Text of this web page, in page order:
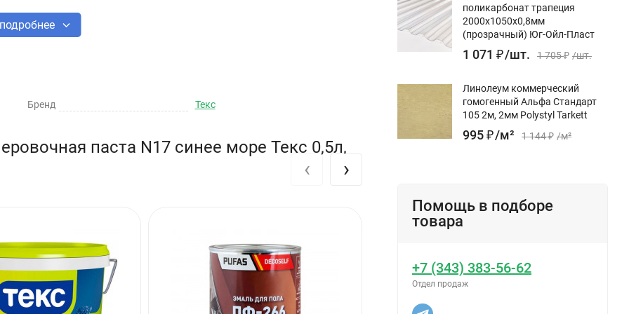
подробнее
Бренд Текс
паста N17 синее море Текс 0,5л,
‹ ›
поликарбонат трапеция
2000х1050х0,8мм
(прозрачный) Юг-Ойл-Пласт
1 071 ₽/шт. 1 705₽ /шт.
Линолеум коммерческий
гомогенный Альфа Стандарт
105 2м, 2мм Polystyl Tarkett
995₽/м² 1 144₽ /м²
Помощь в подборе
товара
+7 (343) 383-56-62
Отдел продаж